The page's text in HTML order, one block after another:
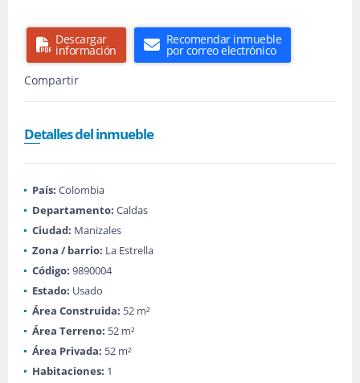
Descargar
información
Recomendar inmueble
por correo electrónico
Compartir
Detalles del inmueble
País: Colombia
Departamento: Caldas
Ciudad: Manizales
Zona / barrio: La Estrella
Código: 9890004
Estado: Usado
Área Construida: 52 m²
Área Terreno: 52 m²
Área Privada: 52 m²
Habitaciones: 1